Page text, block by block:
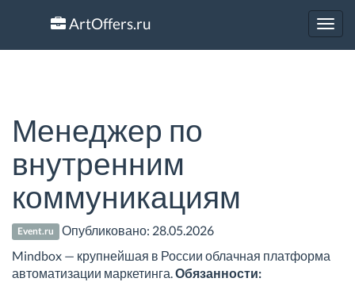
ArtOffers.ru
Менеджер по
внутренним
коммуникациям
Event.ru Опубликовано: 28.05.2026
Mindbox — крупнейшая в России облачная платформа
автоматизации маркетинга.Обязанности: